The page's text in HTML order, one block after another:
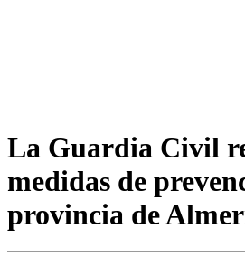
La Guardia Civil
medidas de
provincia de